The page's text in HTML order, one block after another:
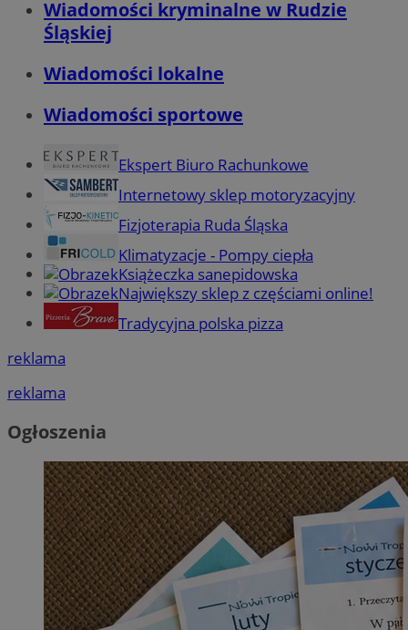
Wiadomości kryminalne w Rudzie
Śląskiej
Wiadomości lokalne
Wiadomości sportowe
Ekspert Biuro Rachunkowe
Internetowy sklep motoryzacyjny
Fizjoterapia Ruda Śląska
Klimatyzacje - Pompy ciepła
Książeczka sanepidowska
Największy sklep z częściami online!
Tradycyjna polska pizza
reklama
reklama
Ogłoszenia